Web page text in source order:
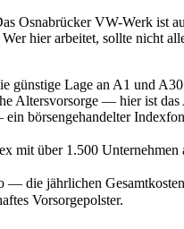
Osnabrücker VW-Werk ist
hier arbeitet, sollte nicht
günstige Lage an A1 und
Altersvorsorge — hier ist
börsengehandelter
mit über 1.500
— die jährlichen
Vorsorgepolster.